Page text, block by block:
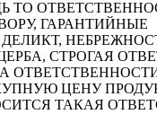
ТО
ГАРАНТИЙНЫЕ
СТРОГАЯ
ЦЕНУ
ТАКАЯ